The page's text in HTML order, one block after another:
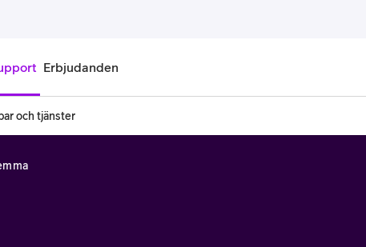
Erbjudanden
och tjänster